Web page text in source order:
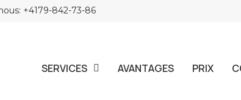
+4179-842-73-86
SERVICES AVANTAGES PRIX